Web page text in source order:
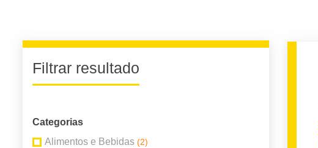
Filtrar resultado
Categorias
Alimentos e Bebidas (2)